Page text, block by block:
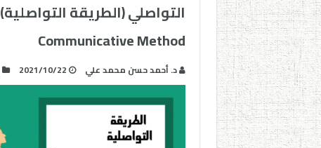
Communicative Method
د. أحمد حسن محمد علي 2021/10/22